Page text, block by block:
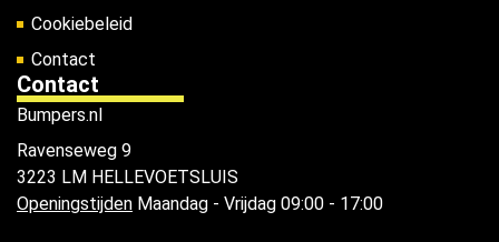
Cookiebeleid
Contact
Contact
Bumpers.nl
Ravenseweg 9
3223 LM HELLEVOETSLUIS
Openingstijden Maandag - Vrijdag 09:00 - 17:00